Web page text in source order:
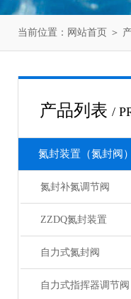
当前位置： 网站首页 ＞
产品列表 /
氮封装置（氮封阀）
氮封补氮调节阀
ZZDQ氮封装置
自力式氮封阀
自力式指挥器调节阀